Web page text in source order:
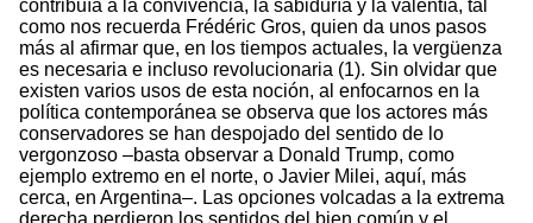
contribuía a la convivencia, la sabiduría y la valentía, tal
como nos recuerda Frédéric Gros, quien da unos pasos
más al afirmar que, en los tiempos actuales, la vergüenza
es necesaria e incluso revolucionaria (1). Sin olvidar que
existen varios usos de esta noción, al enfocarnos en la
política contemporánea se observa que los actores más
conservadores se han despojado del sentido de lo
vergonzoso –basta observar a Donald Trump, como
ejemplo extremo en el norte, o Javier Milei, aquí, más
cerca, en Argentina–. Las opciones volcadas a la extrema